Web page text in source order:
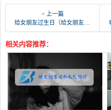
< 上一篇
给女朋友过生日（给女朋友单独过生日在哪最好）
相关内容推荐：